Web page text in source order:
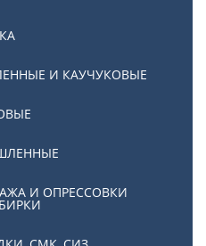
И КАУЧУКОВЫЕ
И ОПРЕССОВКИ